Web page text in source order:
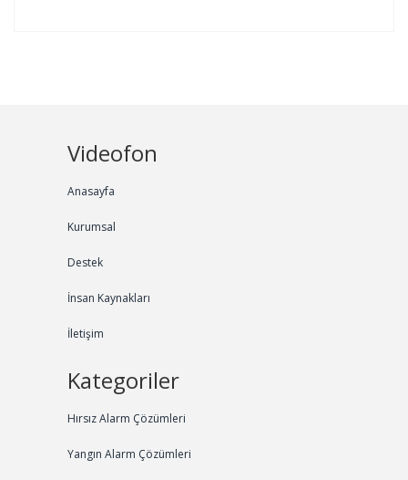
Videofon
Anasayfa
Kurumsal
Destek
İnsan Kaynakları
İletişim
Kategoriler
Hırsız Alarm Çözümleri
Yangın Alarm Çözümleri